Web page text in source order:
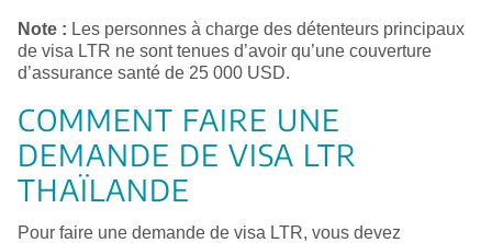
Note : Les personnes à charge des détenteurs principaux
de visa LTR ne sont tenues d’avoir qu’une couverture
d’assurance santé de 25 000 USD.
COMMENT FAIRE UNE
DEMANDE DE VISA LTR
THAÏLANDE
Pour faire une demande de visa LTR, vous devez